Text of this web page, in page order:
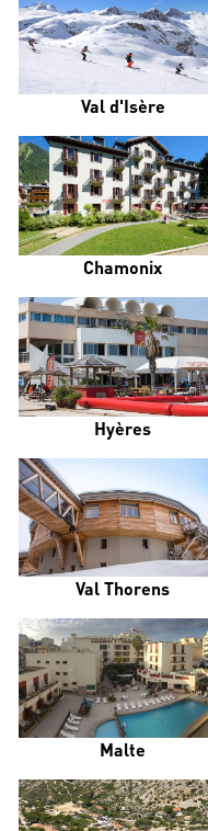
Val d'Isère
Chamonix
Hyères
Val Thorens
Malte